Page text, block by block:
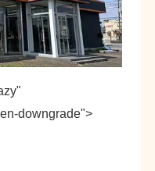
downgrade">